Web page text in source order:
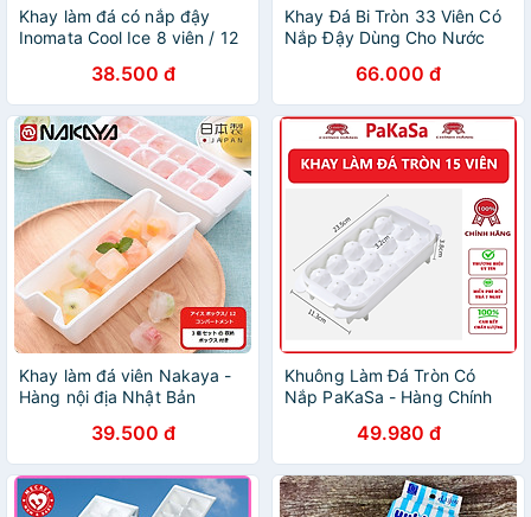
Khay làm đá có nắp đậy
Inomata Cool Ice 8 viên / 12
Nhật Bản |#Made in Japan
38.500 đ
Khay Đá Bi Tròn 33 Viên Có
Nắp Đậy Dùng Cho Nước
66.000 đ
Khay làm đá viên Nakaya -
Hàng nội địa Nhật Bản
39.500 đ
Khuông Làm Đá Tròn Có
Nắp PaKaSa - Hàng Chính
49.980 đ